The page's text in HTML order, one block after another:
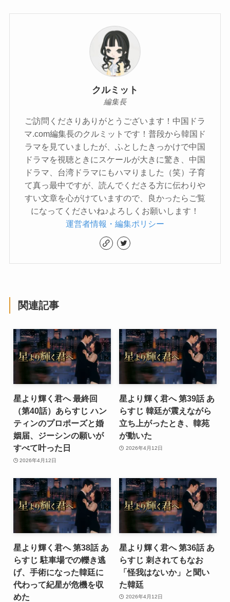
クルミット
編集長
ご訪問くださりありがとうございます！中国ドラ
マ.com編集長のクルミットです！普段から韓国ド
ラマを見ていましたが、ふとしたきっかけで中国
ドラマを視聴ときにスケールが大きに驚き、中国
ドラマ、台湾ドラマにもハマりました（笑）子育
て真っ最中ですが、読んでくださる方に伝わりや
すい文章を心がけていますので、良かったらご覧
になってくださいね♪よろしくお願いします！
運営者情報・編集ポリシー
関連記事
星より輝く君へ 最終回
（第40話）あらすじ ハン
ティンのプロポーズと婚
姻届、ジーシンの願いが
すべて叶った日
2026年4月12日
星より輝く君へ 第39話 あ
らすじ 韓廷が震えながら
立ち上がったとき、韓苑
が動いた
2026年4月12日
星より輝く君へ 第38話 あ
らすじ 駐車場での轢き逃
げ、手術になった韓廷に
代わって紀星が危機を収
めた
星より輝く君へ 第36話 あ
らすじ 刺されてもなお
「怪我はないか」と聞い
た韓廷
2026年4月12日